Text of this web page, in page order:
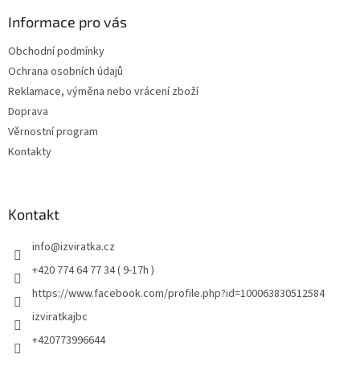
Informace pro vás
Obchodní podmínky
Ochrana osobních údajů
Reklamace, výměna nebo vrácení zboží
Doprava
Věrnostní program
Kontakty
Kontakt
info@izviratka.cz
+420 774 64 77 34 ( 9-17h )
https://www.facebook.com/profile.php?id=100063830512584
izviratkajbc
+420773996644